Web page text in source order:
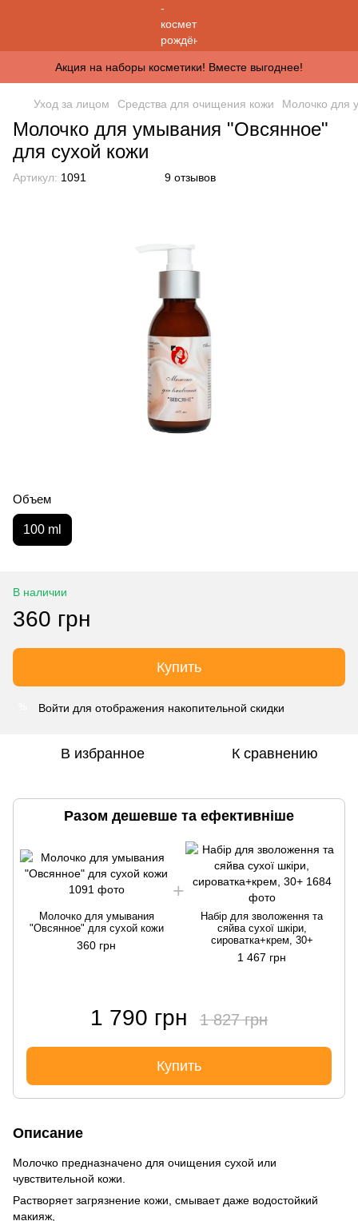
Акция на наборы косметики! Вместе выгоднее!
Уход за лицом Средства для очищения кожи Молочко для
Молочко для умывания "Овсянное"
для сухой кожи
Артикул: 1091 9 отзывов
Объем
100 ml
В наличии
360 грн
Купить
Войти для отображения накопительной скидки
В избранное К сравнению
Разом дешевше та ефективніше
Молочко для умывания
"Овсянное" для сухой кожи
360 грн
Набір для зволоження та
сяйва сухої шкіри,
сироватка+крем, 30+
1 467 грн
1 790 грн 1 827 грн
Купить
Описание
Молочко предназначено для очищения сухой или
чувствительной кожи.
Растворяет загрязнение кожи, смывает даже водостойкий
макияж,